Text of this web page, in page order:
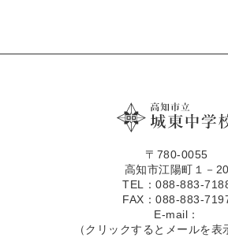
〒780-0055
高知市江陽町１－20
TEL：088-883-
FAX：088-883-
E-mail：
（クリックするとメールを表